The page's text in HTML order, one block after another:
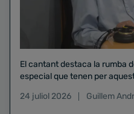
El cantant destaca la rumba
especial que tenen per
24 juliol 2026
Guillem